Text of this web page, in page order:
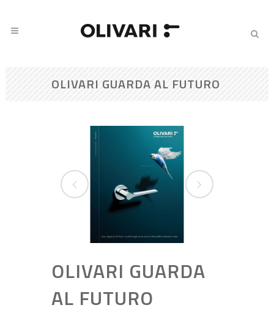
OLIVARI GUARDA AL FUTURO
OLIVARI GUARDA
AL FUTURO